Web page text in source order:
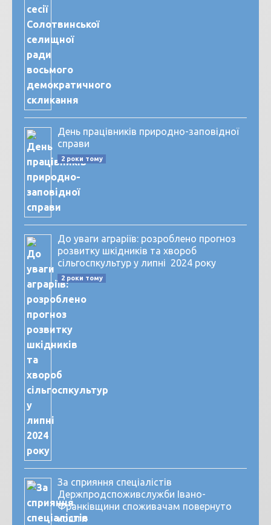
День працівників природно-заповідної
справи
2 роки тому
До уваги аграріїв: розроблено прогноз
розвитку шкідників та хвороб
сільгоспкультур у липні 2024 року
2 роки тому
За сприяння спеціалістів
Держпродспоживслужби Івано-
Франківщини споживачам повернуто
кошти